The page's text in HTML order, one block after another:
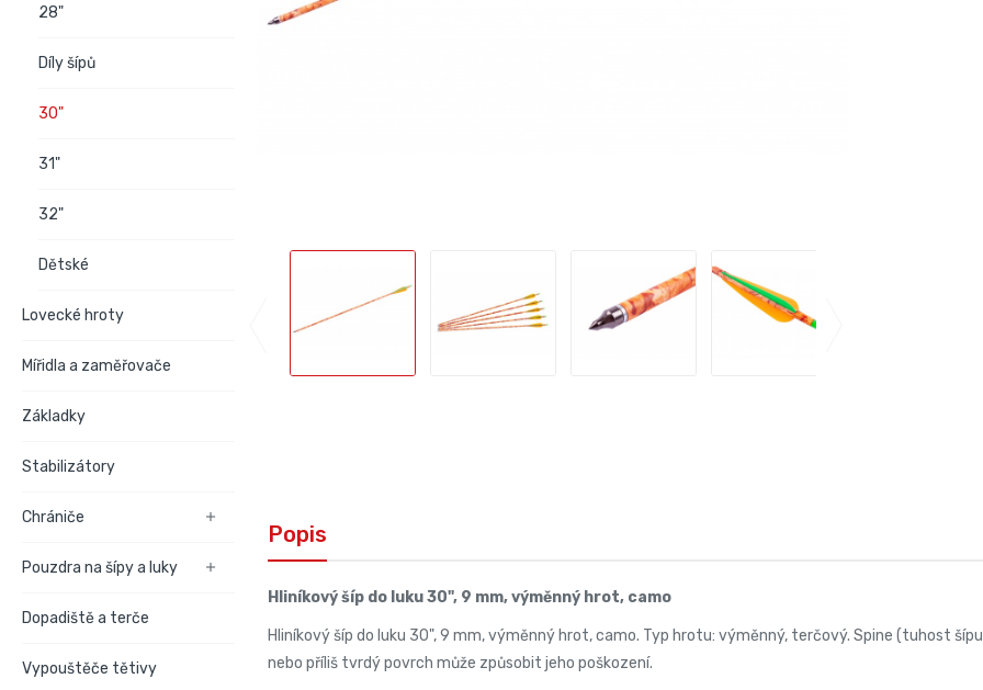
28"
Díly šípů
30"
31"
32"
Dětské
Lovecké hroty
Mířidla a zaměřovače
Základky
Stabilizátory
Chrániče 
Pouzdra na šípy a luky 
Dopadiště a terče
Vypouštěče tětivy
Popis
Hliníkový šíp do luku 30", 9 mm, výměnný hrot, camo
Hliníkový šíp do luku 30", 9 mm, výměnný hrot, camo. Typ hrotu: výměnný, terčový. Spine (tuhost
nebo příliš tvrdý povrch může způsobit jeho poškození.